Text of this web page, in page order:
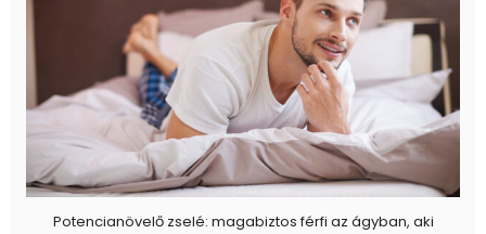
Potencianövelő zselé: magabiztos férfi az ágyban, aki